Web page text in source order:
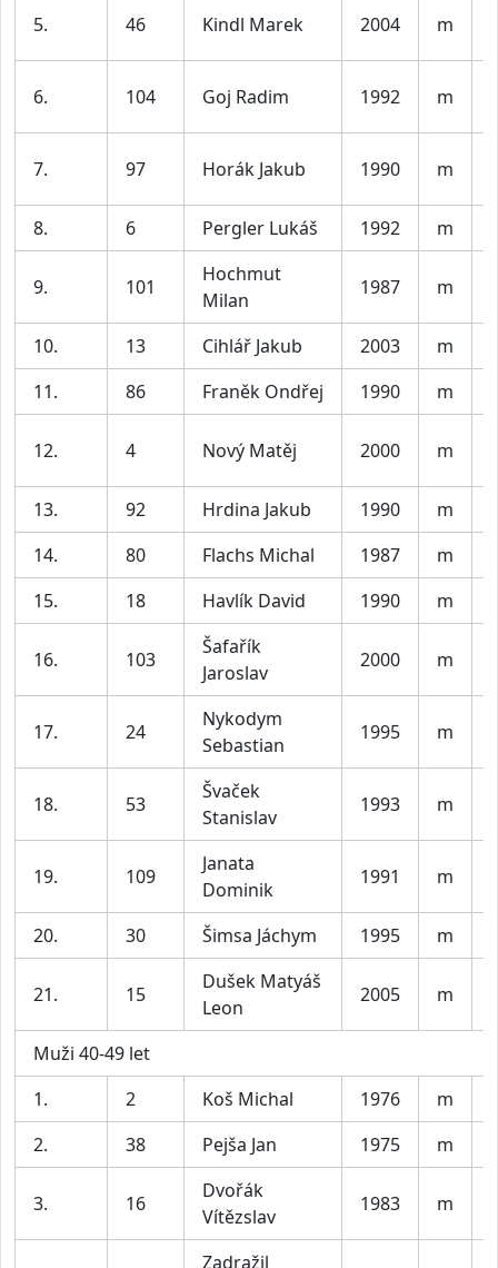
5. 46 Kindl Marek 2004 m
6. 104 Goj Radim 1992 m
7. 97 Horák Jakub 1990 m
8.
6 Pergler Lukáš 1992 m
9. 101
Hochmut
Milan
1987 m
10. 13 Cihlář Jakub 2003 m
11.
86 Franěk Ondřej 1990 m
12. 4 Nový Matěj 2000 m
13.
92 Hrdina Jakub 1990 m
14.
80 Flachs Michal 1987 m
15.
18 Havlík David 1990 m
16. 103
Šafařík
Jaroslav
2000 m
17. 24
Nykodym
Sebastian
1995 m
18. 53
Švaček
Stanislav
1993 m
19. 109
Janata
Dominik
1991 m
20. 30 Šimsa Jáchym 1995 m
21. 15
Dušek Matyáš
Leon
2005 m
Muži 40-49 let
1.
2 Koš Michal 1976 m
2.
38 Pejša Jan 1975 m
3. 16
Dvořák
Vítězslav
1983 m
Zadražil